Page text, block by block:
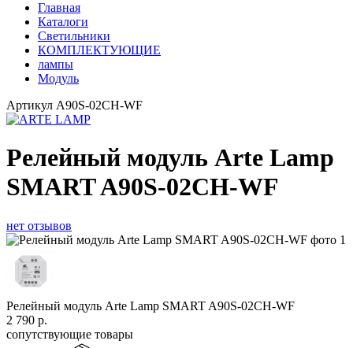
Главная
Каталоги
Светильники
КОМПЛЕКТУЮЩИЕ
лампы
Модуль
Артикул A90S-02CH-WF
Релейный модуль Arte Lamp
SMART A90S-02CH-WF
нет отзывов
Релейный модуль Arte Lamp SMART A90S-02CH-WF
2 790 р.
сопутствующие товары